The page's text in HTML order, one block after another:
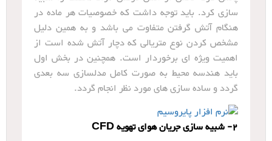
سازی کرد. باید توجه داشت که خصوصیات هر ماده در
هنگام آتش گرفتن متفاوت می باشد و به همین دلیل
مشخص کردن نوع متریالی که دچار آتش شده است از
اهمیت ویژه ای برخوردار است. همچنین در بخش اول
باید هندسه محیط به صورت کامل مدلسازی سه بعدی
گردد و ساده سازی های مورد نظر انجام گردد.
2- شبیه سازی جریان هوای تهویه CFD